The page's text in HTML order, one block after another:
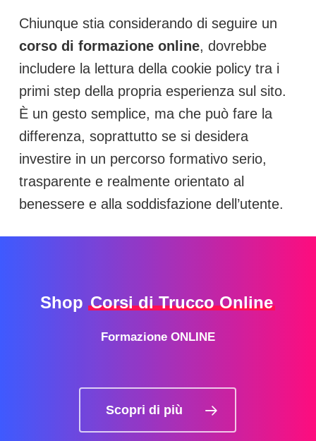
Chiunque stia considerando di seguire un
corso di formazione online, dovrebbe
includere la lettura della cookie policy tra i
primi step della propria esperienza sul sito.
È un gesto semplice, ma che può fare la
differenza, soprattutto se si desidera
investire in un percorso formativo serio,
trasparente e realmente orientato al
benessere e alla soddisfazione dell’utente.
ShopCorsi di Trucco Online
Formazione ONLINE
Scopri di più